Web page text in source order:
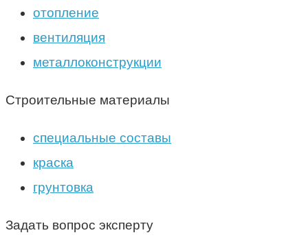
отопление
вентиляция
металлоконструкции
Строительные материалы
специальные составы
краска
грунтовка
Задать вопрос эксперту